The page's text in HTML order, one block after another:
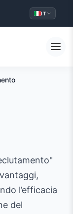
IT
l’efficacia
del